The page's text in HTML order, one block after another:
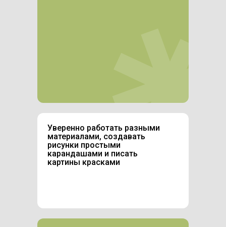
Уверенно работать разными
материалами, создавать
рисунки простыми
карандашами и писать
картины красками